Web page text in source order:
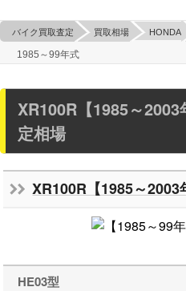
バイク買取査定 買取相場 HONDA
1985～99年式
XR100R【1985～
定相場
XR100R【1985～2003
HE03型